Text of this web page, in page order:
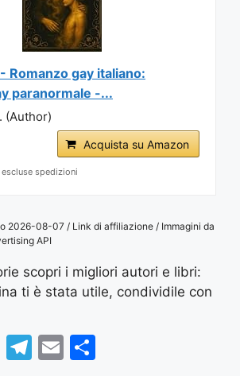
Romanzo gay italiano:
paranormale -...
(Author)
Acquista su Amazon
spedizioni
2026-08-07 / Link di affiliazione / Immagini da
API
scopri i migliori autori e libri:
ti è stata utile, condividile con
W T
E